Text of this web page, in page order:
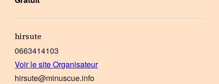
hirsute
0663414103
Voir le site Organisateur
hirsute@minuscue.info